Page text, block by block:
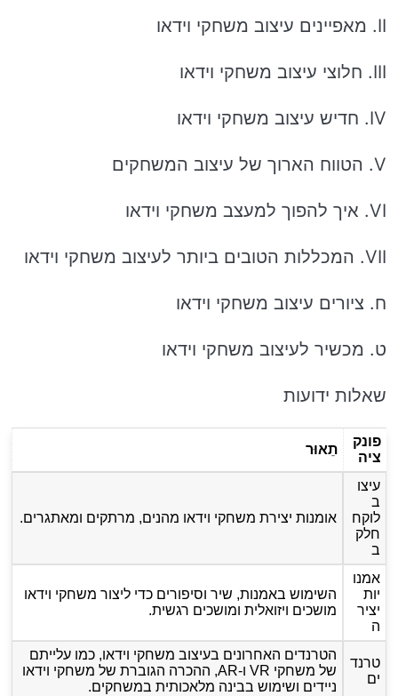
II. מאפיינים עיצוב משחקי וידאו
III. חלוצי עיצוב משחקי וידאו
IV. חדיש עיצוב משחקי וידאו
V. הטווח הארוך של עיצוב המשחקים
VI. איך להפוך למעצב משחקי וידאו
VII. המכללות הטובים ביותר לעיצוב משחקי וידאו
ח. ציורים עיצוב משחקי וידאו
ט. מכשיר לעיצוב משחקי וידאו
שאלות ידועות
פונק
ציה
תֵאוּר
עיצו
ב
לוקח
חלק
ב
אומנות יצירת משחקי וידאו מהנים, מרתקים ומאתגרים.
אמנו
יות
יציר
ה
השימוש באמנות, שיר וסיפורים כדי ליצור משחקי וידאו
מושכים ויזואלית ומושכים רגשית.
טרנד
ים
הטרנדים האחרונים בעיצוב משחקי וידאו, כמו עלייתם
של משחקי VR ו-AR, ההכרה הגוברת של משחקי וידאו
ניידים ושימוש בבינה מלאכותית במשחקים.